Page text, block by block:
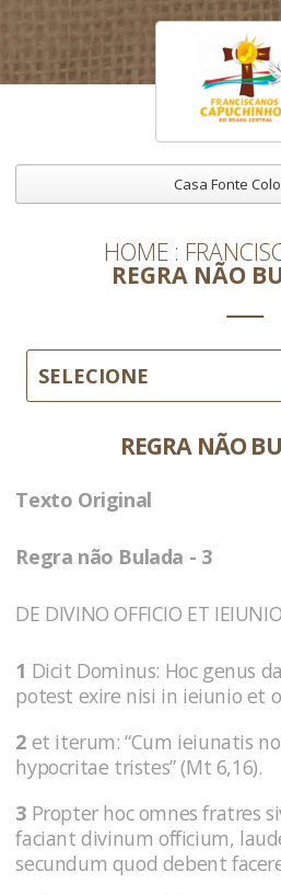
Casa Fonte
HOME
REGRA NÃO
SELECIONE
REGRA NÃO
Texto Original
Regra não Bulada - 3
DE DIVINO OFFICIO ET IEIUNIO
1 Dicit Dominus: Hoc genus
potest exire nisi in ieiunio et
2 et iterum: “Cum ieiunatis
hypocritae tristes” (Mt 6,16).
3 Propter hoc omnes fratres
faciant divinum officium,
secundum quod debent